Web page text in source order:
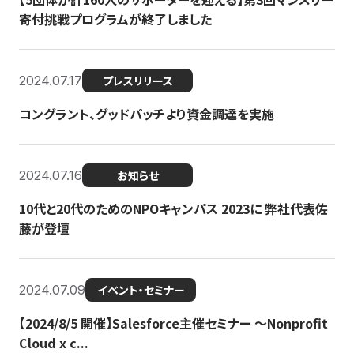
寄付挑戦プログラムが終了しました
2024.07.17 プレスリリース
コングラント、グッドパッチより資金調達を実施
2024.07.16 お知らせ
10代と20代のためのNPOキャンパス 2023に 弊社代表佐
藤が登壇
2024.07.09 イベント・セミナー
【2024/8/5 開催】Salesforce主催セミナー 〜Nonprofit
Cloud x c...